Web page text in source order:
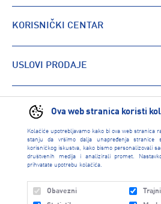
Ova web stranica koristi
Kolačiće upotrebljavamo kako bi ova web stranica
stanju da vršimo dalja unapređenja stranice
korisničkog iskustva, kako bismo personalizovali
društvenih medija i analizirali promet.
prihvatate upotrebu kolačića.
Obavezni
Trajni
KORISNIČKI CENTAR
USLOVI PRODAJE
PRONAĐI RADNJU